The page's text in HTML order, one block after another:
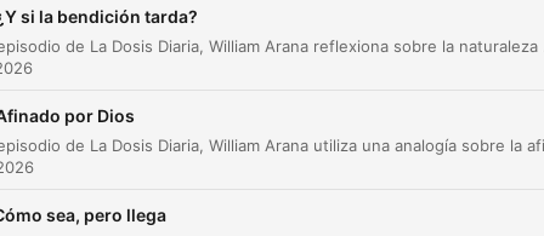
¿y entonces cómo usted puede saber algo de Cristo o
00:01:19 · El orador utiliza la pregunta del hombre en la
para ilustrar que la fe requiere una experiencia personal con
si la bendición tarda?
por Dios
sea, pero llega